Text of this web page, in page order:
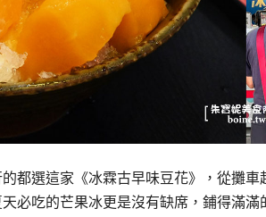
都選這家《冰霖古早味豆花》，從攤
必吃的芒果冰更是沒有缺席，鋪得滿滿